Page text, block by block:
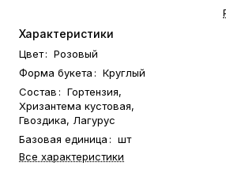
Характеристики
Цвет: Розовый
Форма букета : Круглый
Состав : Гортензия,
Хризантема кустовая,
Гвоздика, Лагурус
Базовая единица : шт
Все характеристики